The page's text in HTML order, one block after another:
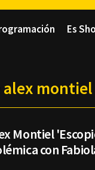
Es
alex montiel
Montiel
con